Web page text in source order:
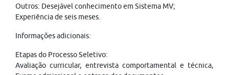
Outros: Desejável conhecimento em Sistema MV;
Experiência de seis meses.
Informações adicionais:
Etapas do Processo Seletivo:
Avaliação curricular, entrevista comportamental e técnica,